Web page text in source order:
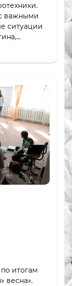
важными
ситуации
итогам
весна».